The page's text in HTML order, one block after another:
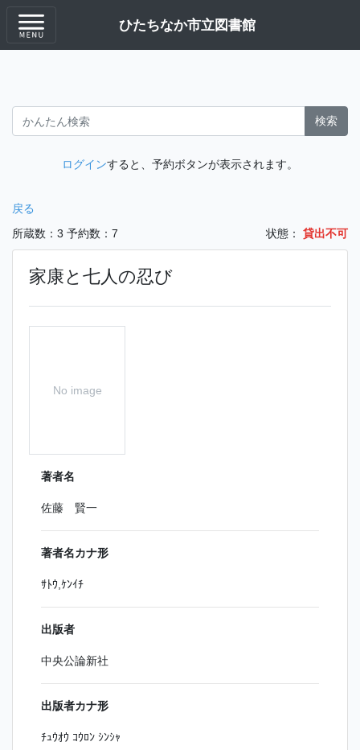
ひたちなか市立図書館
検索
ログインすると、予約ボタンが表示されます。
戻る
所蔵数：3 予約数：7 状態： 貸出不可
家康と七人の忍び
No image
著者名
佐藤 賢一
著者名カナ形
ｻﾄｳ,ｹﾝｲﾁ
出版者
中央公論新社
出版者カナ形
ﾁｭｳｵｳ ｺｳﾛﾝ ｼﾝｼｬ